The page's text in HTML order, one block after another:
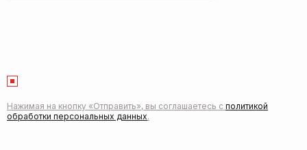
Нажимая на кнопку «Отправить», вы соглашаетесь с политикой
обработки персональных данных.